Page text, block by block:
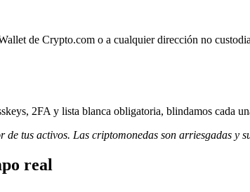
de Crypto.com o a cualquier dirección no
2FA y lista blanca obligatoria, blindamos cada
de tus activos. Las criptomonedas son arriesgadas y
real